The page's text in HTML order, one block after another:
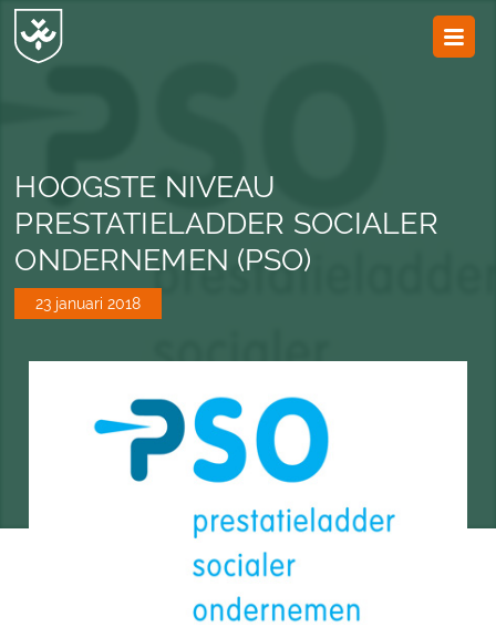
HOOGSTE NIVEAU
PRESTATIELADDER SOCIALER
ONDERNEMEN (PSO)
23 januari 2018